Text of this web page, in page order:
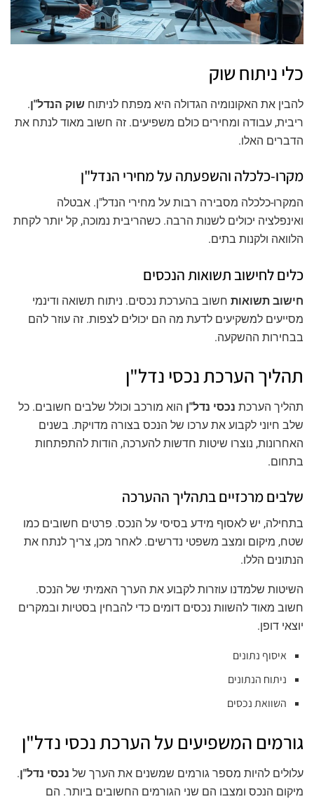
כלי ניתוח שוק
להבין את האקונומיה הגדולה היא מפתח לניתוח שוק הנדל"ן.
ריבית, עבודה ומחירים כולם משפיעים. זה חשוב מאוד לנתח את
הדברים האלו.
מקרו-כלכלה והשפעתה על מחירי הנדל"ן
המקרו-כלכלה מסבירה רבות על מחירי הנדל"ן. אבטלה
ואינפלציה יכולים לשנות הרבה. כשהריבית נמוכה, קל יותר לקחת
הלוואה ולקנות בתים.
כלים לחישוב תשואות הנכסים
חישוב תשואות חשוב בהערכת נכסים. ניתוח תשואה ודינמי
מסייעים למשקיעים לדעת מה הם יכולים לצפות. זה עוזר להם
בבחירות ההשקעה.
תהליך הערכת נכסי נדל"ן
תהליך הערכת נכסי נדל"ן הוא מורכב וכולל שלבים חשובים. כל
שלב חיוני לקבוע את ערכו של הנכס בצורה מדויקת. בשנים
האחרונות, נוצרו שיטות חדשות להערכה, הודות להתפתחות
בתחום.
שלבים מרכזיים בתהליך ההערכה
בתחילה, יש לאסוף מידע בסיסי על הנכס. פרטים חשובים כמו
שטח, מיקום ומצב משפטי נדרשים. לאחר מכן, צריך לנתח את
הנתונים הללו.
השיטות שלמדנו עוזרות לקבוע את הערך האמיתי של הנכס.
חשוב מאוד להשוות נכסים דומים כדי להבחין בסטיות ובמקרים
יוצאי דופן.
איסוף נתונים
ניתוח הנתונים
השוואת נכסים
גורמים המשפיעים על הערכת נכסי נדל"ן
עלולים להיות מספר גורמים שמשנים את הערך של נכסי נדל"ן.
מיקום הנכס ומצבו הם שני הגורמים החשובים ביותר. הם